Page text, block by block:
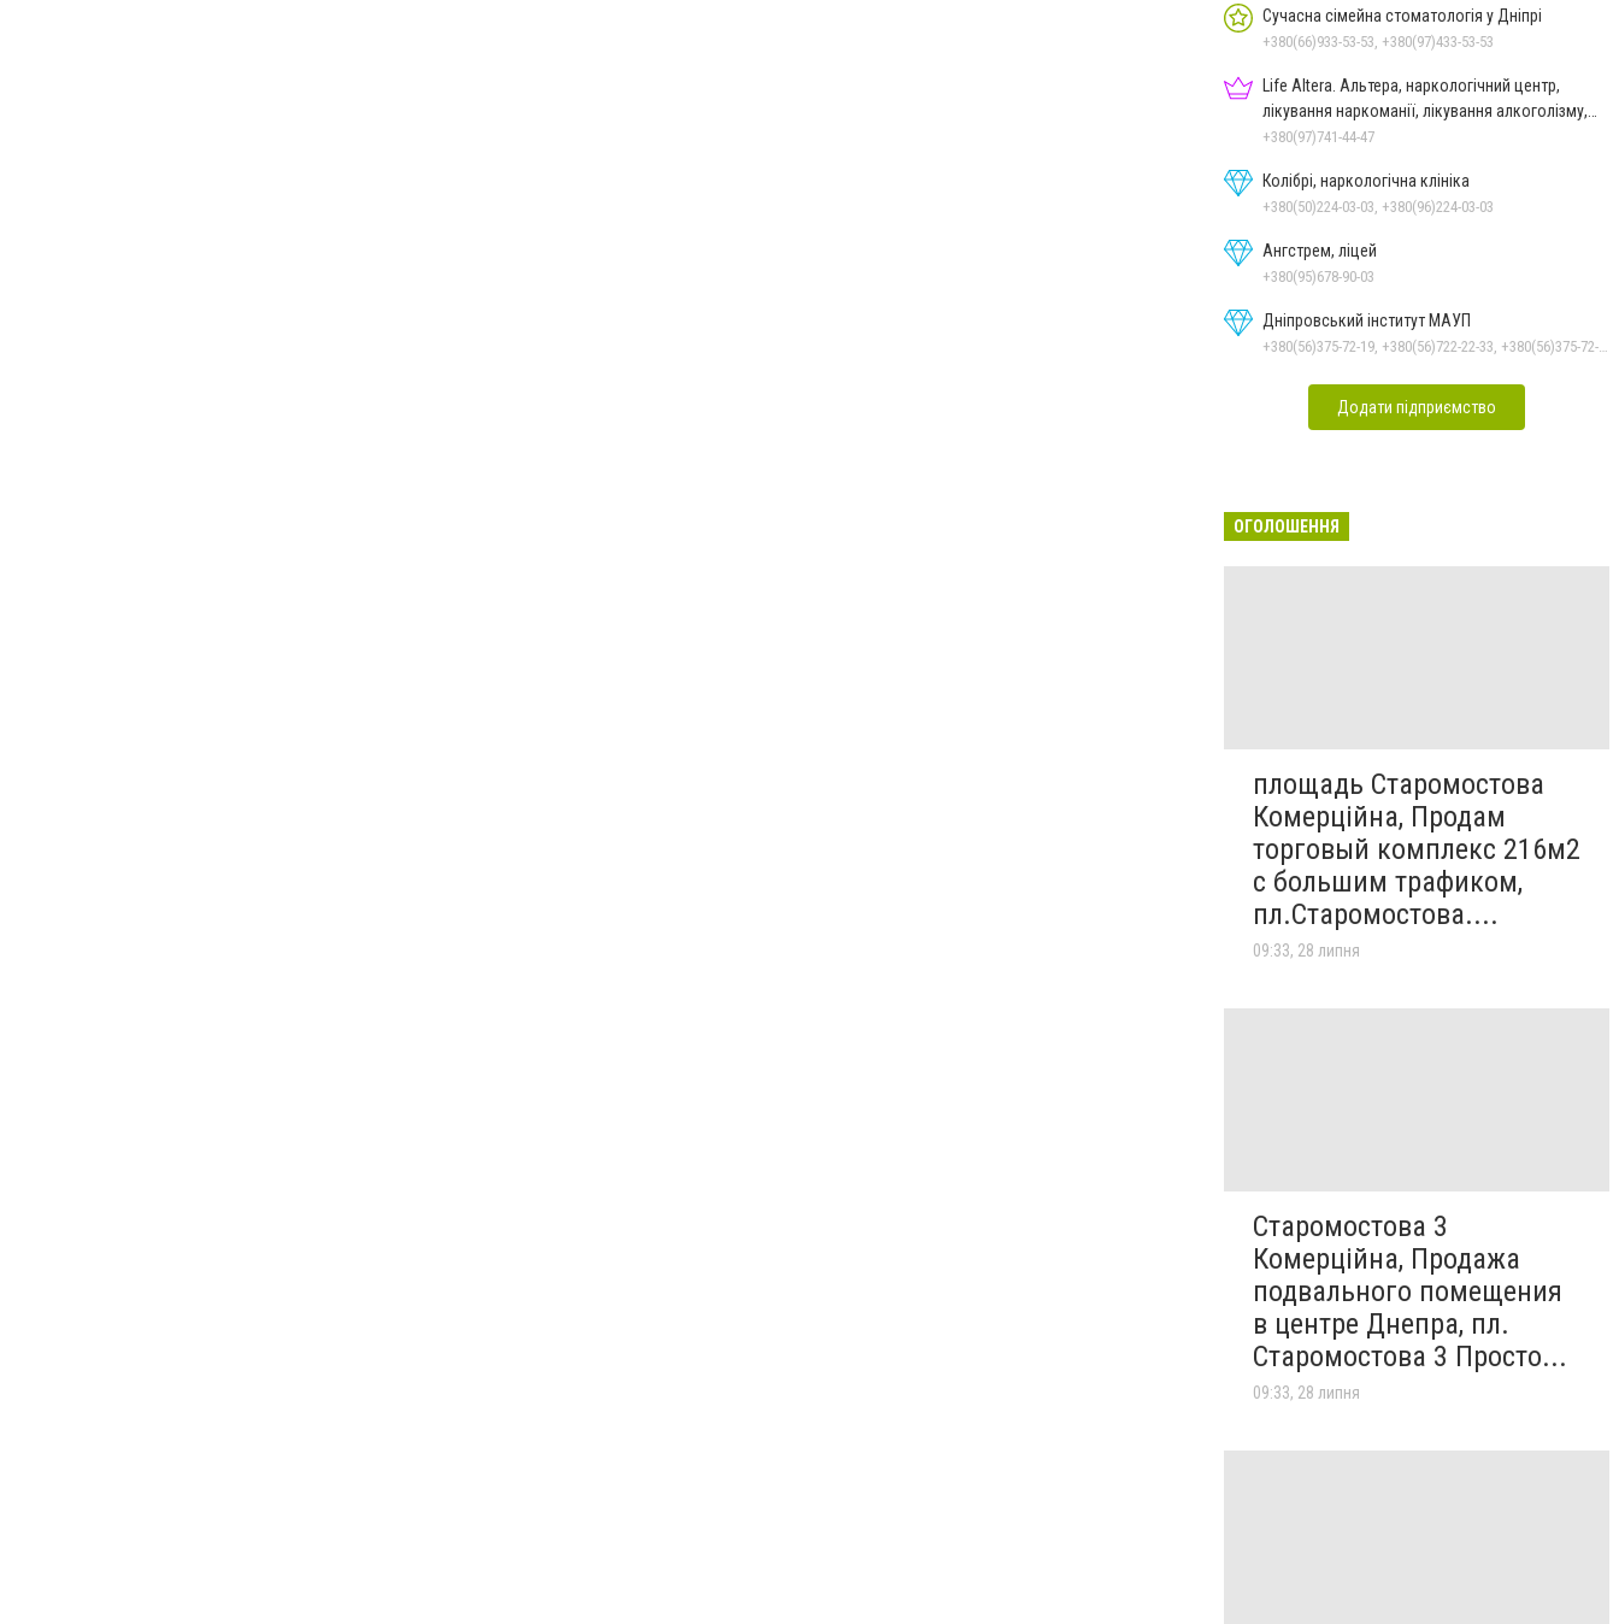
Сучасна сімейна стоматологія у Дніпрі
+380(66)933-53-53, +380(97)433-53-53
Life Altera. Альтера, наркологічний центр,
лікування наркоманії, лікування алкоголізму,
зняття ломки
+380(97)741-44-47
Колібрі, наркологічна клініка
+380(50)224-03-03, +380(96)224-03-03
Ангстрем, ліцей
+380(95)678-90-03
Дніпровський інститут МАУП
Додати підприємство
ОГОЛОШЕННЯ
площадь Старомостова
Комерційна, Продам
торговый комплекс 216м2
с большим трафиком,
пл.Старомостова....
09:33, 28 липня
Старомостова 3
Комерційна, Продажа
подвального помещения
в центре Днепра, пл.
Старомостова 3 Просто...
09:33, 28 липня